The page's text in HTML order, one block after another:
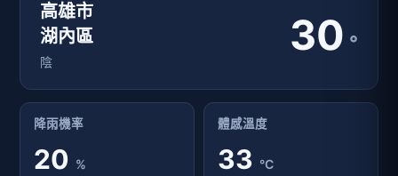
高雄市
湖內區
陰
30 °
降雨機率
20 %
體感溫度
33 °C